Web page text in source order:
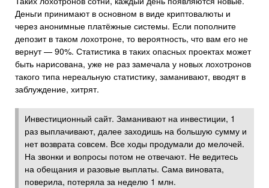
Деньги принимают в основном в виде криптовалюты и
через анонимные платёжные системы. Если пополните
депозит в таком лохотроне, то вероятность, что вам его не
вернут — 90%. Статистика в таких опасных проектах может
быть нарисована, уже не раз замечала у новых лохотронов
такого типа нереальную статистику, заманивают, вводят в
заблуждение, хитрят.
Инвестиционный сайт. Заманивают на инвестиции, 1
раз выплачивают, далее заходишь на большую сумму и
нет возврата совсем. Все ходы продумали до мелочей.
На звонки и вопросы потом не отвечают. Не ведитесь
на обещания и разовые выплаты. Сама виновата,
поверила, потеряла за неделю 1 млн.